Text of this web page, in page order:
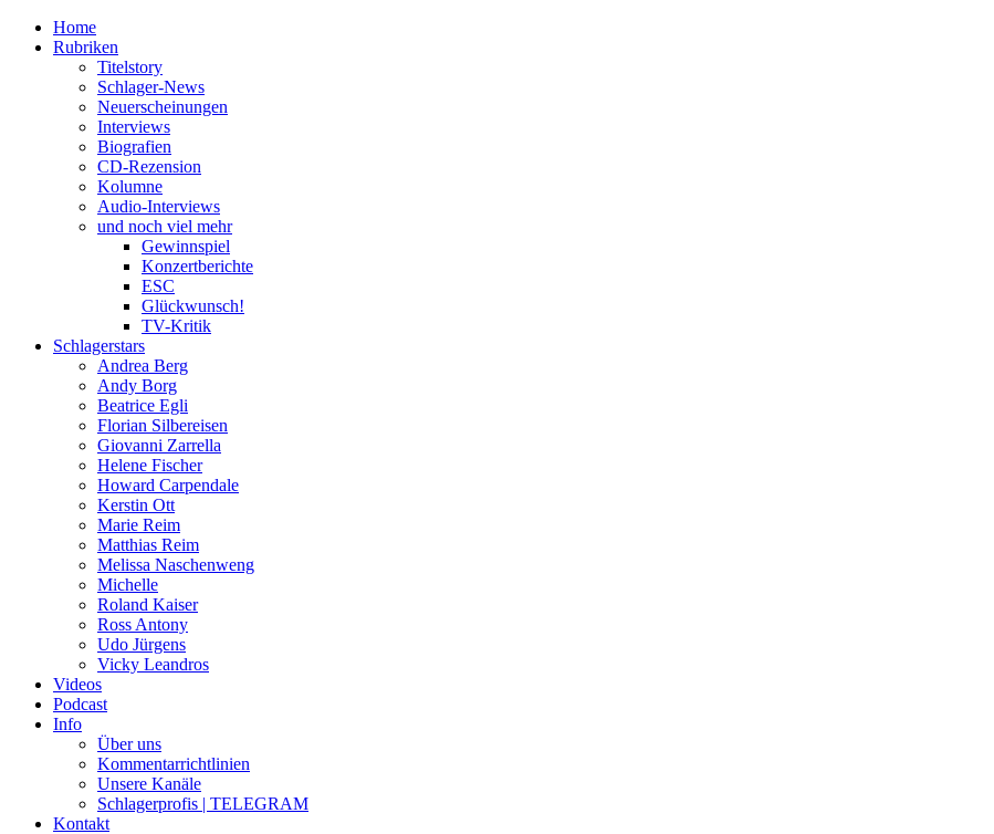
Home
Rubriken
Titelstory
Schlager-News
Neuerscheinungen
Interviews
Biografien
CD-Rezension
Kolumne
Audio-Interviews
und noch viel mehr
Gewinnspiel
Konzertberichte
ESC
Glückwunsch!
TV-Kritik
Schlagerstars
Andrea Berg
Andy Borg
Beatrice Egli
Florian Silbereisen
Giovanni Zarrella
Helene Fischer
Howard Carpendale
Kerstin Ott
Marie Reim
Matthias Reim
Melissa Naschenweng
Michelle
Roland Kaiser
Ross Antony
Udo Jürgens
Vicky Leandros
Videos
Podcast
Info
Über uns
Kommentarrichtlinien
Unsere Kanäle
Schlagerprofis | TELEGRAM
Kontakt